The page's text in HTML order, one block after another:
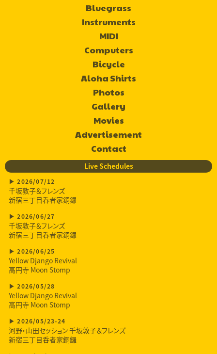
Bluegrass
Instruments
MIDI
Computers
Bicycle
Aloha Shirts
Photos
Gallery
Movies
Advertisement
Contact
Live Schedules
2026/07/12
千坂敦子＆フレンズ
新宿三丁目呑者家銅鑼
2026/06/27
千坂敦子＆フレンズ
新宿三丁目呑者家銅鑼
2026/06/25
Yellow Django Revival
高円寺 Moon Stomp
2026/05/28
Yellow Django Revival
高円寺 Moon Stomp
2026/05/23-24
河野・山田セッション 千坂敦子＆フレンズ
新宿三丁目呑者家銅鑼